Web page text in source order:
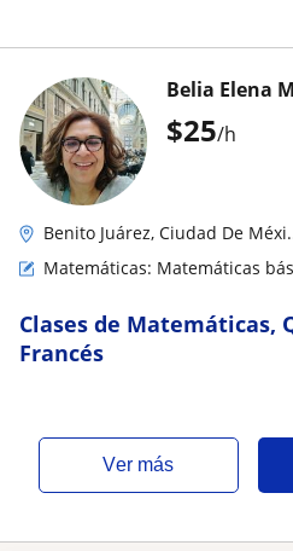
$25/h
Belia Elena
Benito Juárez, Ciudad De
Matemáticas: Matemáticas
Clases de Matemáticas,
Francés
ver más